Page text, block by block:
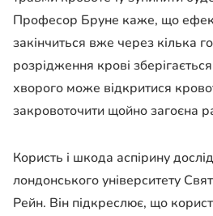
Професор Бруне каже, що
закінчиться вже через кілька
розрідження крові
хворого може відкритися
закровоточити щойно загоєна
Користь і шкода аспірину
лондонського університету
Рейн. Він підкреслює, що